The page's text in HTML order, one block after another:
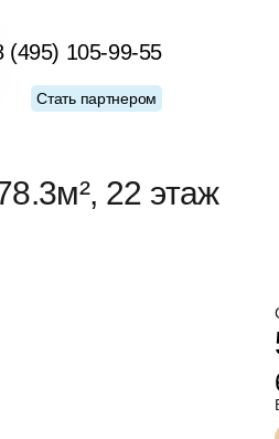
(495) 105-99-55
Стать партнером
22 этаж